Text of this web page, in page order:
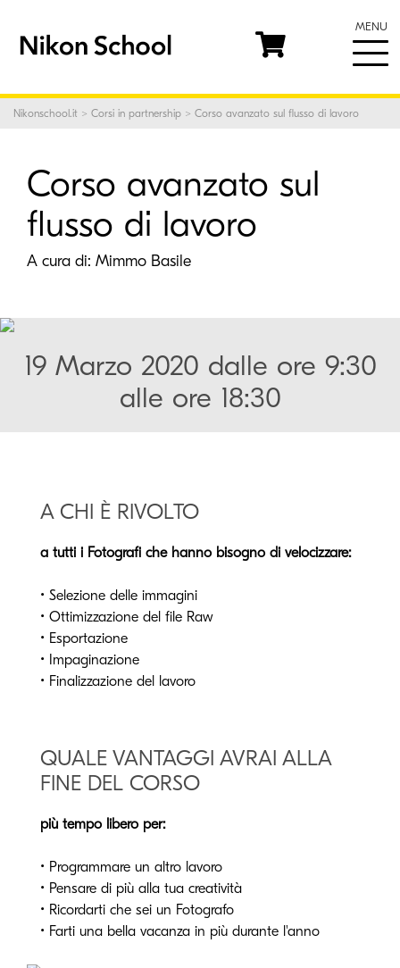
MENU
Nikonschool.it > Corsi in partnership > Corso avanzato sul flusso di lavoro
Corso avanzato sul
flusso di lavoro
A cura di: Mimmo Basile
19 Marzo 2020 dalle ore 9:30
alle ore 18:30
A CHI È RIVOLTO
a tutti i Fotografi che hanno bisogno di velocizzare:
• Selezione delle immagini
• Ottimizzazione del file Raw
• Esportazione
• Impaginazione
• Finalizzazione del lavoro
QUALE VANTAGGI AVRAI ALLA
FINE DEL CORSO
più tempo libero per:
• Programmare un altro lavoro
• Pensare di più alla tua creatività
• Ricordarti che sei un Fotografo
• Farti una bella vacanza in più durante l'anno